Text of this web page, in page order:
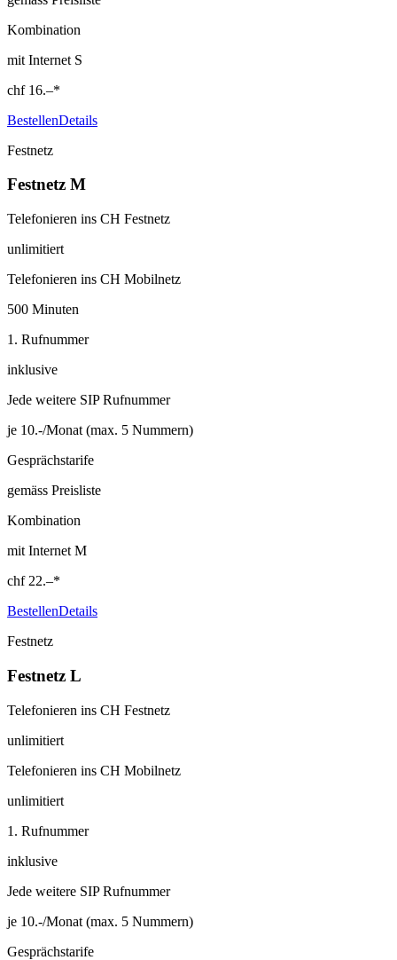
Kombination
mit Internet S
chf 16.–*
BestellenDetails
Festnetz
Festnetz M
Telefonieren ins CH Festnetz
unlimitiert
Telefonieren ins CH Mobilnetz
500 Minuten
1. Rufnummer
inklusive
Jede weitere SIP Rufnummer
je 10.-/Monat (max. 5 Nummern)
Gesprächstarife
gemäss Preisliste
Kombination
mit Internet M
chf 22.–*
BestellenDetails
Festnetz
Festnetz L
Telefonieren ins CH Festnetz
unlimitiert
Telefonieren ins CH Mobilnetz
unlimitiert
1. Rufnummer
inklusive
Jede weitere SIP Rufnummer
je 10.-/Monat (max. 5 Nummern)
Gesprächstarife